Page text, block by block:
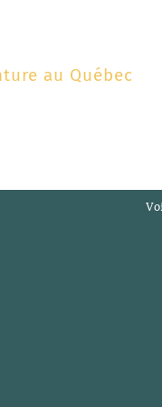
au Québec